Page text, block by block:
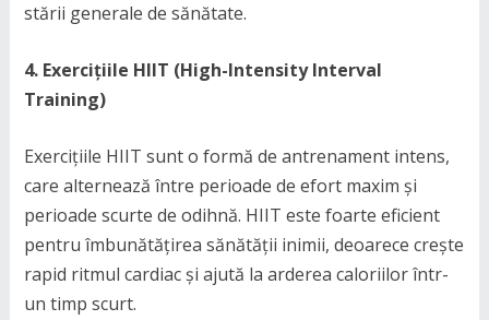
stării generale de sănătate.
4. Exercițiile HIIT (High-Intensity Interval
Training)
Exercițiile HIIT sunt o formă de antrenament intens,
care alternează între perioade de efort maxim și
perioade scurte de odihnă. HIIT este foarte eficient
pentru îmbunătățirea sănătății inimii, deoarece crește
rapid ritmul cardiac și ajută la arderea caloriilor într-
un timp scurt.